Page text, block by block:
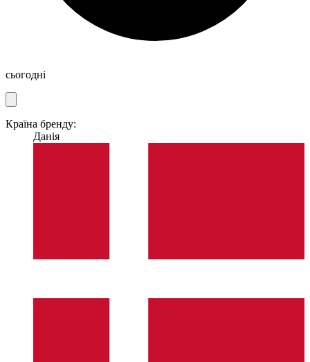
сьогодні
Країна бренду:
Данія